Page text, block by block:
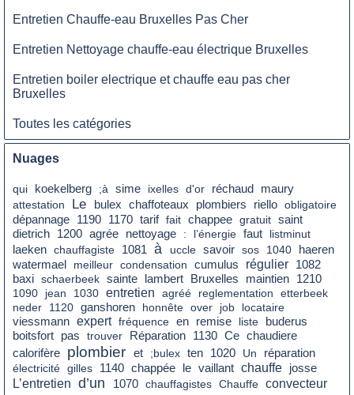
Entretien Chauffe-eau Bruxelles Pas Cher
Entretien Nettoyage chauffe-eau électrique Bruxelles
Entretien boiler electrique et chauffe eau pas cher
Bruxelles
Toutes les catégories
Nuages
qui koekelberg ;à sime ixelles d'or réchaud
maury
attestation
Le bulex chaffoteaux plombiers riello obligatoire
dépannage
1190 1170 tarif fait chappee gratuit saint
dietrich
1200 agrée nettoyage : l’énergie faut
listminut
laeken chauffagiste 1081 à uccle savoir sos 1040
haeren
watermael
meilleur condensation cumulus régulier
1082
baxi schaerbeek sainte lambert Bruxelles maintien
1210
1090
jean 1030 entretien agréé reglementation
etterbeek
neder
1120 ganshoren honnête over job
locataire
viessmann expert fréquence en remise liste
buderus
boitsfort
pas trouver Réparation 1130 Ce chaudiere
calorifère plombier et ;bulex ten 1020 Un
réparation
électricité gilles 1140 chappée le vaillant chauffe josse
L’entretien d’un 1070 chauffagistes Chauffe convecteur